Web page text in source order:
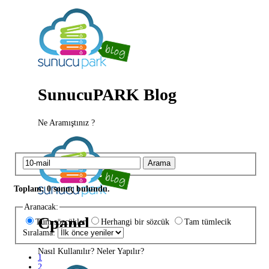
SunucuPARK Blog
Ne Aramıştınız ?
Cpanel
Nasıl Kullanılır? Neler Yapılır?
Arama
Toplam: 0 sonuç bulundu.
Aranacak:
Tüm sözcükler
Herhangi bir sözcük
Tam tümlecik
Sıralama:
1
2